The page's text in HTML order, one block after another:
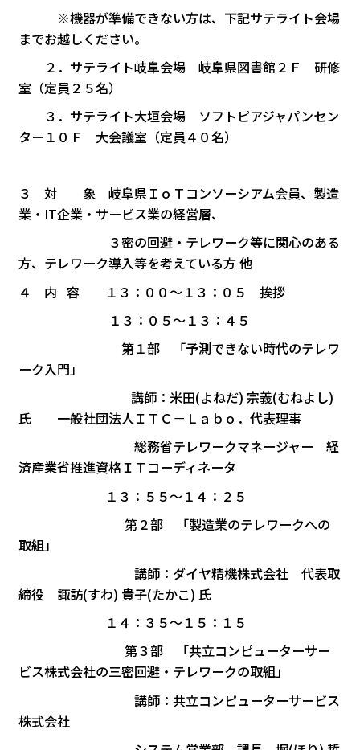
※機器が準備できない方は、下記サテライト会場
までお越しください。
２．サテライト岐阜会場 岐阜県図書館２Ｆ 研修
室（定員２５名）
３．サテライト大垣会場 ソフトピアジャパンセン
ター１０Ｆ 大会議室（定員４０名）
３ 対 象 岐阜県ＩｏＴコンソーシアム会員、製造
業・IT企業・サービス業の経営層、
３密の回避・テレワーク等に関心のある
方、テレワーク導入等を考えている方 他
４ 内 容 １３：００～１３：０５ 挨拶
１３：０５～１３：４５
第１部 「予測できない時代のテレワ
ーク入門」
講師：米田(よねだ) 宗義(むねよし)
氏 一般社団法人ＩＴＣ－Ｌａｂｏ．代表理事
総務省テレワークマネージャー 経
済産業省推進資格ＩＴコーディネータ
１３：５５～１４：２５
第２部 「製造業のテレワークへの
取組」
講師：ダイヤ精機株式会社 代表取
締役 諏訪(すわ) 貴子(たかこ) 氏
１４：３５～１５：１５
第３部 「共立コンピューターサー
ビス株式会社の三密回避・テレワークの取組」
講師：共立コンピューターサービス
株式会社